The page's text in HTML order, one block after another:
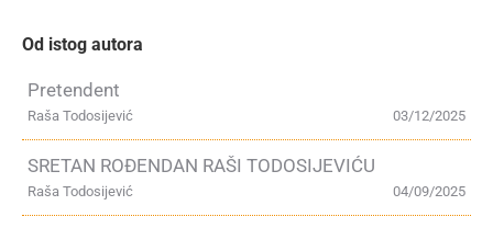
Od istog autora
Pretendent
03/12/2025
Raša Todosijević
SRETAN ROĐENDAN RAŠI TODOSIJEVIĆU
04/09/2025
Raša Todosijević